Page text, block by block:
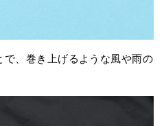
、巻き上げるような風や雨の